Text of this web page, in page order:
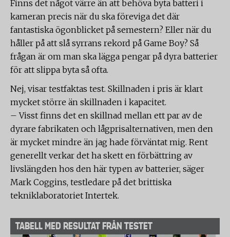
Finns det något värre än att behöva byta batteri i
kameran precis när du ska föreviga det där
fantastiska ögonblicket på semestern? Eller när du
håller på att slå syrrans rekord på Game Boy? Så
frågan är om man ska lägga pengar på dyra batterier
för att slippa byta så ofta.
Nej, visar testfaktas test. Skillnaden i pris är klart
mycket större än skillnaden i kapacitet.
– Visst finns det en skillnad mellan ett par av de
dyrare fabrikaten och lågprisalternativen, men den
är mycket mindre än jag hade förväntat mig. Rent
generellt verkar det ha skett en förbättring av
livslängden hos den här typen av batterier, säger
Mark Coggins, testledare på det brittiska
tekniklaboratoriet Intertek.
TABELL MED RESULTAT FRÅN TESTET